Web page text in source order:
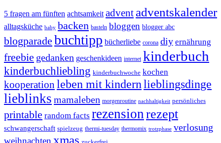
5 fragen am fünften achtsamkeit advent adventskalender
alltagsküche baby backen basteln bloggen blogger abc
blogparade buchtipp bücherliebe corona diy ernährung
freebie gedanken geschenkideen internet kinderbuch
kinderbuchliebling kinderbuchwoche kochen
kooperation leben mit kindernlieblingsdinge
lieblinks mamaleben morgenroutine nachhaltigkeit persönliches
printable random facts rezensionrezept
schwangerschaft spielzeug thermi-tuesday thermomix trotzphase verlosung
xmas